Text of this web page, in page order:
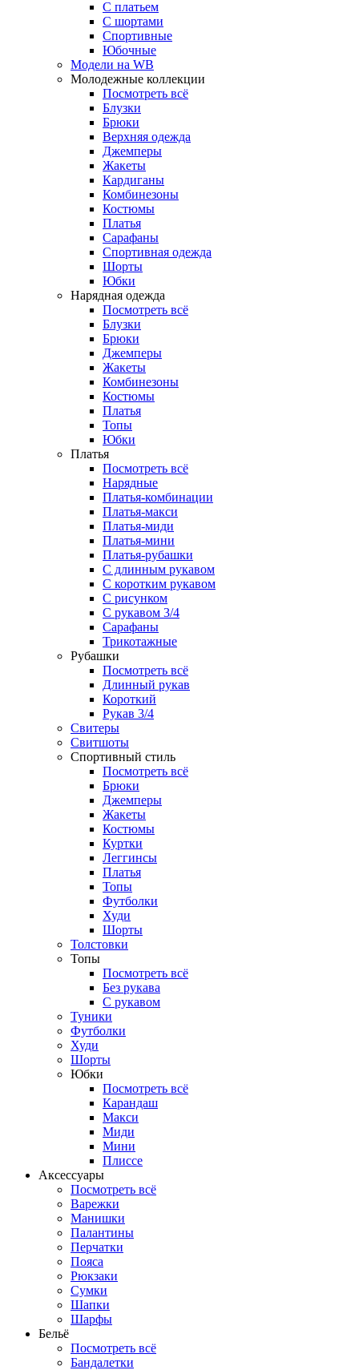
С платьем
С шортами
Спортивные
Юбочные
Модели на WB
Молодежные коллекции
Посмотреть всё
Блузки
Брюки
Верхняя одежда
Джемперы
Жакеты
Кардиганы
Комбинезоны
Костюмы
Платья
Сарафаны
Спортивная одежда
Шорты
Юбки
Нарядная одежда
Посмотреть всё
Блузки
Брюки
Джемперы
Жакеты
Комбинезоны
Костюмы
Платья
Топы
Юбки
Платья
Посмотреть всё
Нарядные
Платья-комбинации
Платья-макси
Платья-миди
Платья-мини
Платья-рубашки
С длинным рукавом
С коротким рукавом
С рисунком
С рукавом 3/4
Сарафаны
Трикотажные
Рубашки
Посмотреть всё
Длинный рукав
Короткий
Рукав 3/4
Свитеры
Свитшоты
Спортивный стиль
Посмотреть всё
Брюки
Джемперы
Жакеты
Костюмы
Куртки
Леггинсы
Платья
Топы
Футболки
Худи
Шорты
Толстовки
Топы
Посмотреть всё
Без рукава
С рукавом
Туники
Футболки
Худи
Шорты
Юбки
Посмотреть всё
Карандаш
Макси
Миди
Мини
Плиссе
Аксессуары
Посмотреть всё
Варежки
Манишки
Палантины
Перчатки
Пояса
Рюкзаки
Сумки
Шапки
Шарфы
Бельё
Посмотреть всё
Бандалетки